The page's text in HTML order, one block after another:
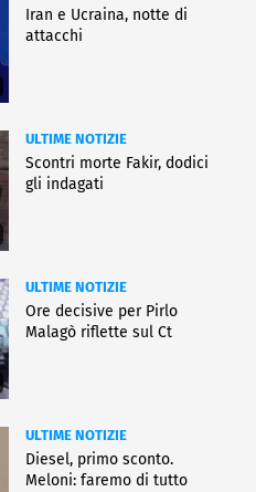
Iran e Ucraina, notte di
attacchi
ULTIME NOTIZIE
Scontri morte Fakir, dodici
gli indagati
ULTIME NOTIZIE
Ore decisive per Pirlo
Malagò riflette sul Ct
ULTIME NOTIZIE
Diesel, primo sconto.
Meloni: faremo di tutto